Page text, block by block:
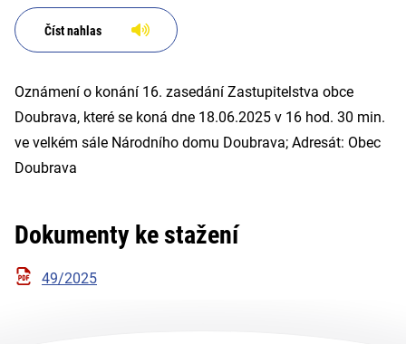
Číst nahlas
Oznámení o konání 16. zasedání Zastupitelstva obce
Doubrava, které se koná dne 18.06.2025 v 16 hod. 30 min.
ve velkém sále Národního domu Doubrava; Adresát: Obec
Doubrava
Dokumenty ke stažení
49/2025